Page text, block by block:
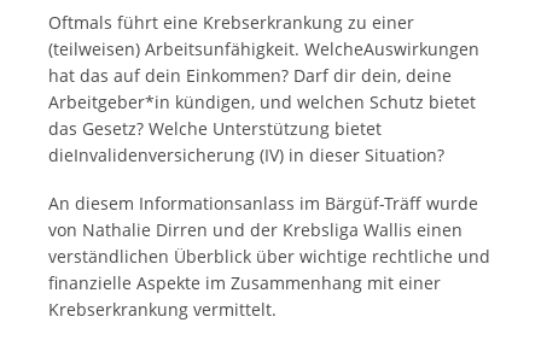
Oftmals führt eine Krebserkrankung zu einer
(teilweisen) Arbeitsunfähigkeit. WelcheAuswirkungen
hat das auf dein Einkommen? Darf dir dein, deine
Arbeitgeber*in kündigen, und welchen Schutz bietet
das Gesetz? Welche Unterstützung bietet
dieInvalidenversicherung (IV) in dieser Situation?
An diesem Informationsanlass im Bärgüf-Träff wurde
von Nathalie Dirren und der Krebsliga Wallis einen
verständlichen Überblick über wichtige rechtliche und
finanzielle Aspekte im Zusammenhang mit einer
Krebserkrankung vermittelt.